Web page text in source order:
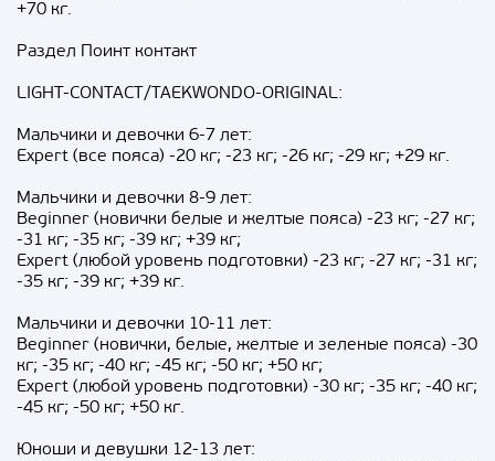
+70 кг.
Раздел Поинт контакт
LIGHT-CONTACT/TAEKWONDO-ORIGINAL:
Мальчики и девочки 6-7 лет:
Expert (все пояса) -20 кг; -23 кг; -26 кг; -29 кг; +29 кг.
Мальчики и девочки 8-9 лет:
Beginner (новички белые и желтые пояса) -23 кг; -27 кг;
-31 кг; -35 кг; -39 кг; +39 кг;
Expert (любой уровень подготовки) -23 кг; -27 кг; -31 кг;
-35 кг; -39 кг; +39 кг.
Мальчики и девочки 10-11 лет:
Beginner (новички, белые, желтые и зеленые пояса) -30
кг; -35 кг; -40 кг; -45 кг; -50 кг; +50 кг;
Expert (любой уровень подготовки) -30 кг; -35 кг; -40 кг;
-45 кг; -50 кг; +50 кг.
Юноши и девушки 12-13 лет: